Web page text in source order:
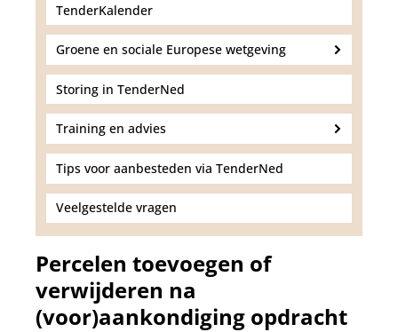
TenderKalender
Groene en sociale Europese wetgeving
Storing in TenderNed
Training en advies
Tips voor aanbesteden via TenderNed
Veelgestelde vragen
Percelen toevoegen of
verwijderen na
(voor)aankondiging opdracht